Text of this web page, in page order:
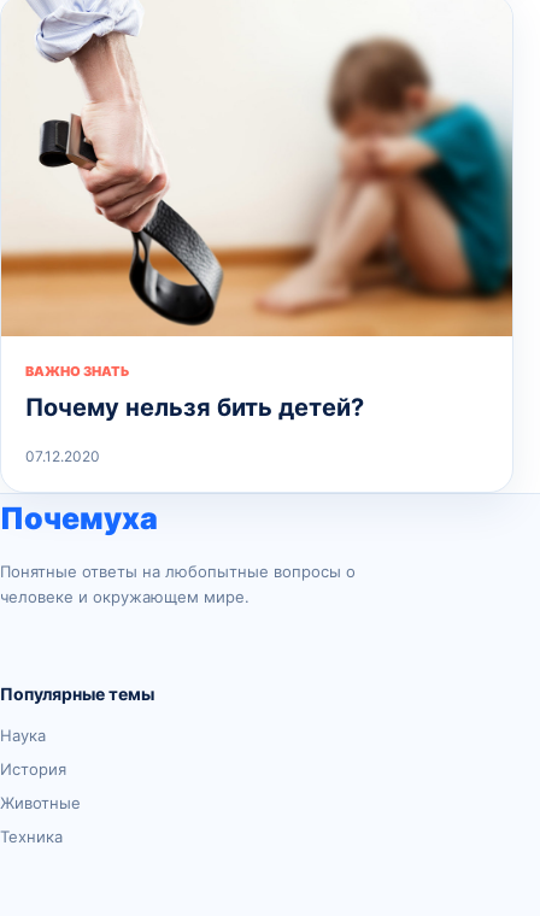
ВАЖНО ЗНАТЬ
Почему нельзя бить детей?
07.12.2020
Почемуха
Понятные ответы на любопытные вопросы о
человеке и окружающем мире.
Популярные темы
Наука
История
Животные
Техника